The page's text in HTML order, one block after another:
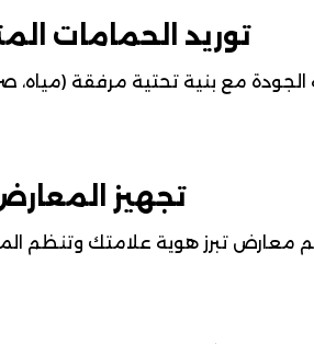
توريد الحمامات
الجودة مع بنية تحتية مرفقة
تجهيز
تبرز هوية علامتك وتنظم